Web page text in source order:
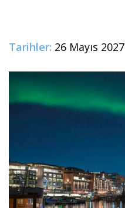
Tarihler: 26 Mayıs 2027